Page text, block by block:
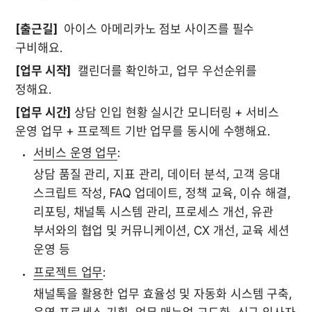
[출근길]
  아이스 아메리카노 점보 사이즈를 필수
구비해요.
[업무 시작]
  캘린더를 확인하고, 업무 우선순위를
정해요.
[업무 시간] 상담 인입 현황 실시간 모니터링 + 서비스
운영 업무 + 프로젝트 기반 업무를 동시에 수행해요.
서비스 운영 업무:
상담 품질 관리, 지표 관리, 데이터 분석, 고객 응대
스크립트 작성, FAQ 업데이트, 정책 교육, 이슈 해결,
리포팅, 채널톡 시스템 관리, 프로세스 개선, 유관
부서와의 협업 및 커뮤니케이션, CX 개선, 교육 세션
운영 등
프로젝트 업무:
채널톡을 활용한 업무 효율성 및 자동화 시스템 구축,